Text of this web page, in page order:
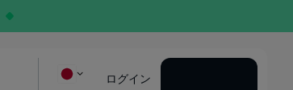
ログイン